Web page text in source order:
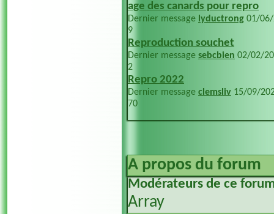
age des canards pour repro
Dernier message lyductrong 01/
9
Reproduction souchet
Dernier message sebcbien 02/02/
2
Repro 2022
Dernier message clemsliv 15/09/
70
A propos du forum
Modérateurs de ce
Array